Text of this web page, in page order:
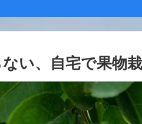
い、自宅で果物栽